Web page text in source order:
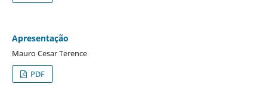
Apresentação
Mauro Cesar Terence
PDF